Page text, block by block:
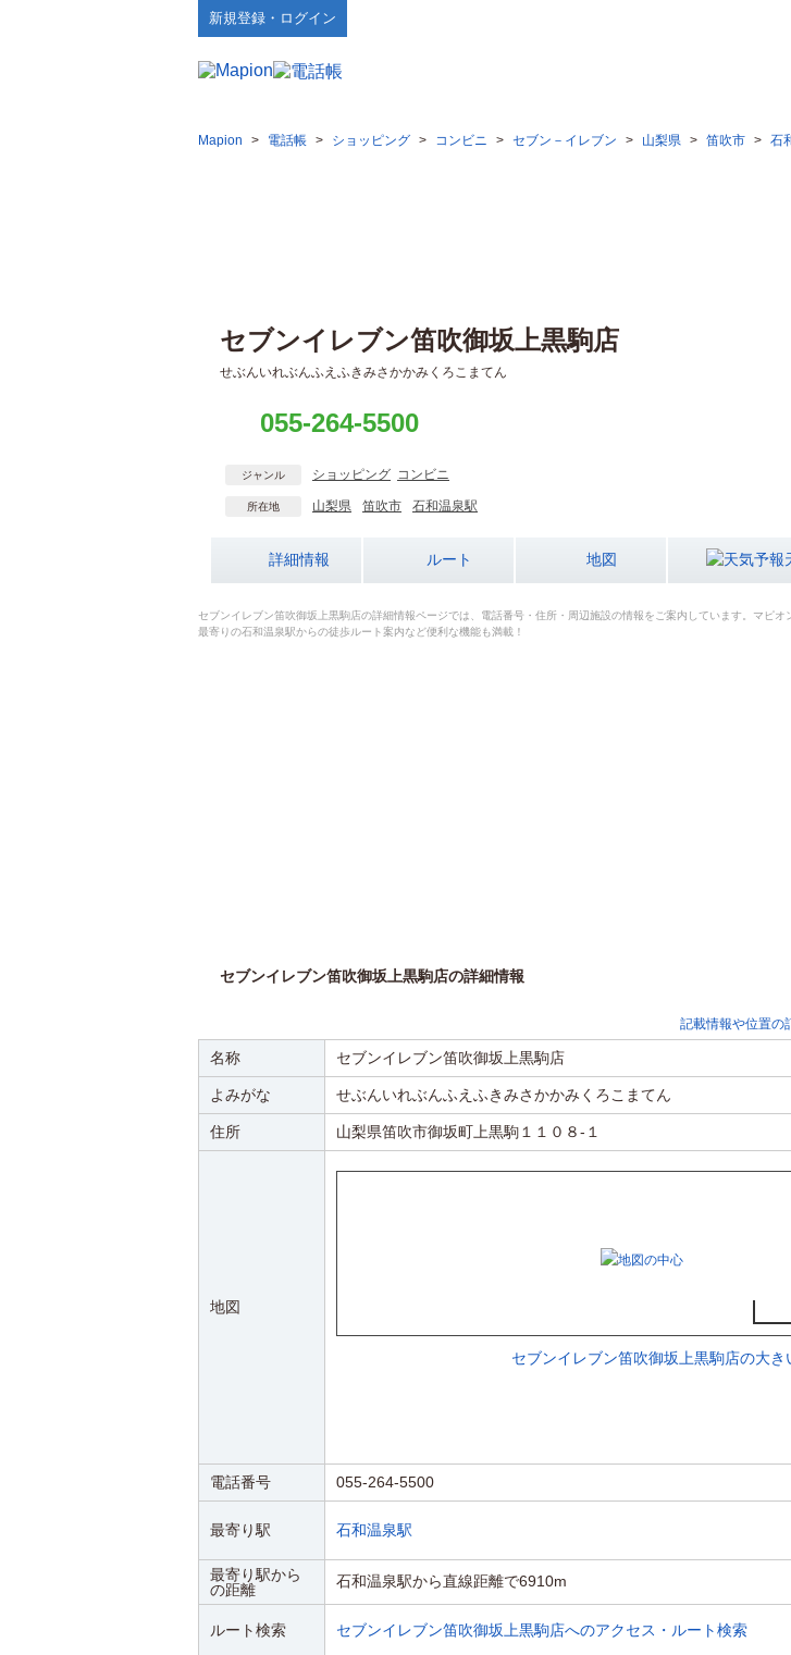
新規登録・ログイン
Mapion > 電話帳 > ショッピング > コンビニ > セブン－イレブン > 山梨県 > 笛吹市 > 石
セブンイレブン笛吹御坂上黒駒店
せぶんいれぶんふえふきみさかかみくろこまてん
055-264-5500
ジャンル ショッピング コンビニ
所在地 山梨県 笛吹市 石和温泉駅
詳細情報 ルート 地図
セブンイレブン笛吹御坂上黒駒店の詳細情報ページでは、電話番号・住所・周辺施設の情報をご案内しています。マピオ
最寄りの石和温泉駅からの徒歩ルート案内など便利な機能も満載！
セブンイレブン笛吹御坂上黒駒店の詳細情報
記載情報や位置の
名称 セブンイレブン笛吹御坂上黒駒店
よみがな せぶんいれぶんふえふきみさかかみくろこまてん
住所 山梨県笛吹市御坂町上黒駒１１０８-１
地図
セブンイレブン笛吹御坂上黒駒店の大き
電話番号 055-264-5500
最寄り駅 石和温泉駅
最寄り駅から
の距離
石和温泉駅から直線距離で6910m
ルート検索 セブンイレブン笛吹御坂上黒駒店へのアクセス・ルート検索